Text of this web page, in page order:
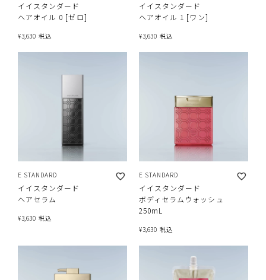
イイスタンダード
ヘアオイル 0 [ゼロ]
¥3,630 税込
イイスタンダード
ヘアオイル 1 [ワン]
¥3,630 税込
E STANDARD
イイスタンダード
ヘアセラム
¥3,630 税込
E STANDARD
イイスタンダード
ボディセラムウォッシュ
250mL
¥3,630 税込